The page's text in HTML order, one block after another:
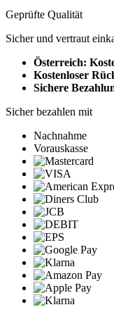
Geprüfte Qualität
Sicher und vertraut
Österreich:
Kostenloser
Sichere
Sicher bezahlen mit
Nachnahme
Vorauskasse